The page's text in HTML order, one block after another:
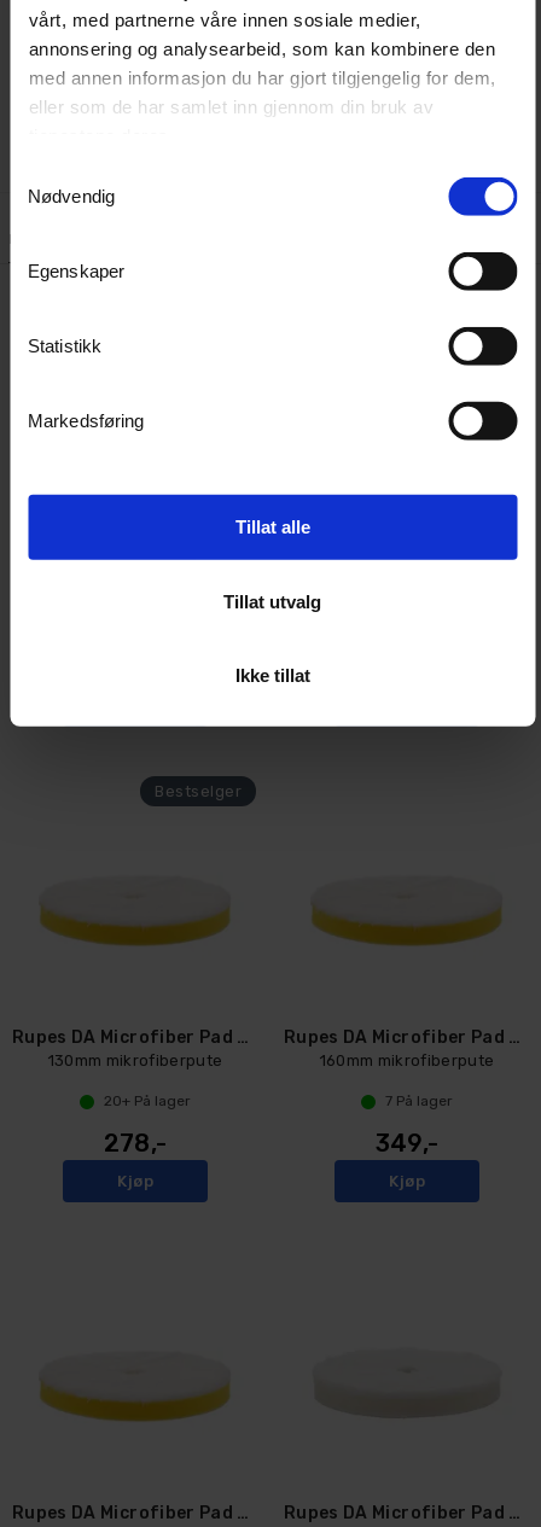
vårt, med partnerne våre innen sosiale medier,
annonsering og analysearbeid, som kan kombinere den
med annen informasjon du har gjort tilgjengelig for dem,
eller som de har samlet inn gjennom din bruk av
Nødvendig
Egenskaper
Statistikk
Markedsføring
Tillat alle
Tillat utvalg
Ikke tillat
ytterligere behandling. Ofte brukt sammen med Rupes
DA Fine Polish eller Rupes Uno Advanced for 1-stegs
polering med lakkbeskyttelse.
Lignende produkter
Rupes DA Microfiber Pad Coarse Rupes DA Microfiber Pad Coarse
Rupes DA Microfiber Pad Fine
130mm mikrofiberpute
20+ På lager
278,-
Kjøp
Rupes DA Microfiber Pad Fine
160mm mikrofiberpute
7 På lager
349,-
Kjøp
Rupes DA Microfiber Pad Fine Rupes DA Microfiber Pad UltraFine